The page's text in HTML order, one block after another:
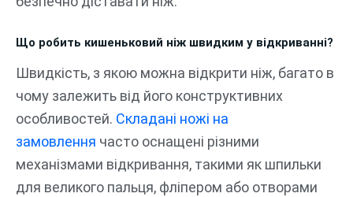
Що робить кишеньковий ніж швидким у відкриванні?
Швидкість, з якою можна відкрити ніж, багато в
чому залежить від його конструктивних
особливостей. Складані ножі на
замовлення часто оснащені різними
механізмами відкривання, такими як шпильки
для великого пальця, фліпером або отворами